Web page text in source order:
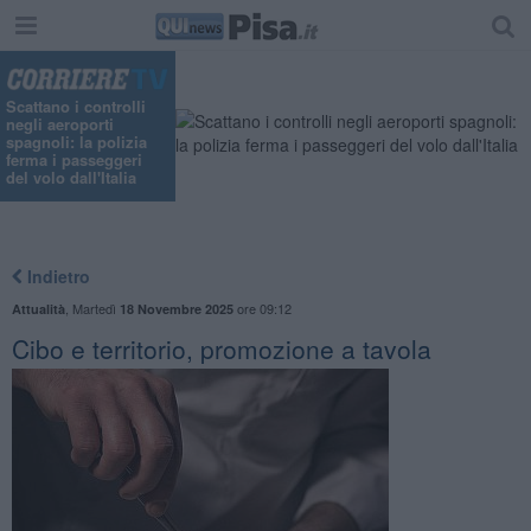
Scattano i controlli
negli aeroporti
spagnoli: la polizia
ferma i passeggeri
del volo dall'Italia
Indietro
Attualità Martedì 18 Novembre 2025ore 09:12
Cibo e territorio, promozione a tavola